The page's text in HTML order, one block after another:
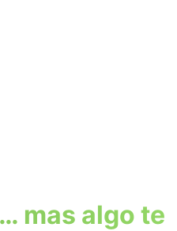
mas algo te